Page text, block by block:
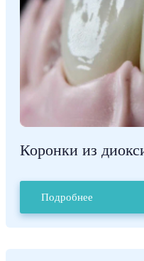
Коронки из
Подробнее